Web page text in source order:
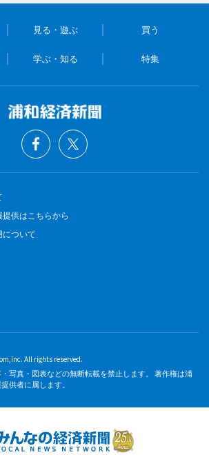
見る・遊ぶ 買う
学ぶ・知る 特集
供はこちらから
について
All rights reserved.
写真・図表などの無断転載を禁止します。 著作権は浦
供者に属します。